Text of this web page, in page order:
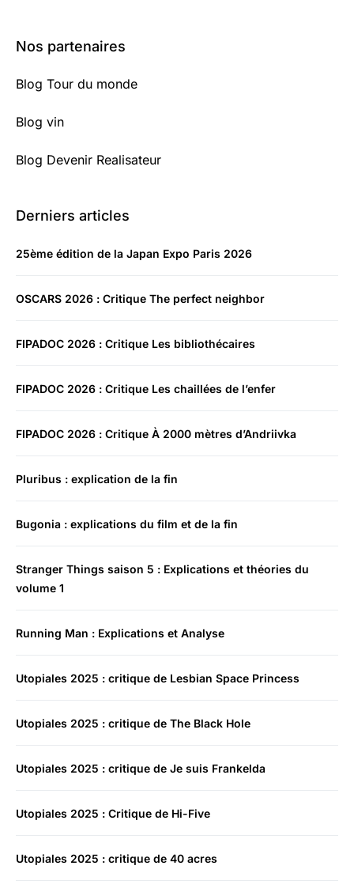
Nos partenaires
Blog Tour du monde
Blog vin
Blog Devenir Realisateur
Derniers articles
25ème édition de la Japan Expo Paris 2026
OSCARS 2026 : Critique The perfect neighbor
FIPADOC 2026 : Critique Les bibliothécaires
FIPADOC 2026 : Critique Les chaillées de l’enfer
FIPADOC 2026 : Critique À 2000 mètres d’Andriivka
Pluribus : explication de la fin
Bugonia : explications du film et de la fin
Stranger Things saison 5 : Explications et théories du
volume 1
Running Man : Explications et Analyse
Utopiales 2025 : critique de Lesbian Space Princess
Utopiales 2025 : critique de The Black Hole
Utopiales 2025 : critique de Je suis Frankelda
Utopiales 2025 : Critique de Hi-Five
Utopiales 2025 : critique de 40 acres